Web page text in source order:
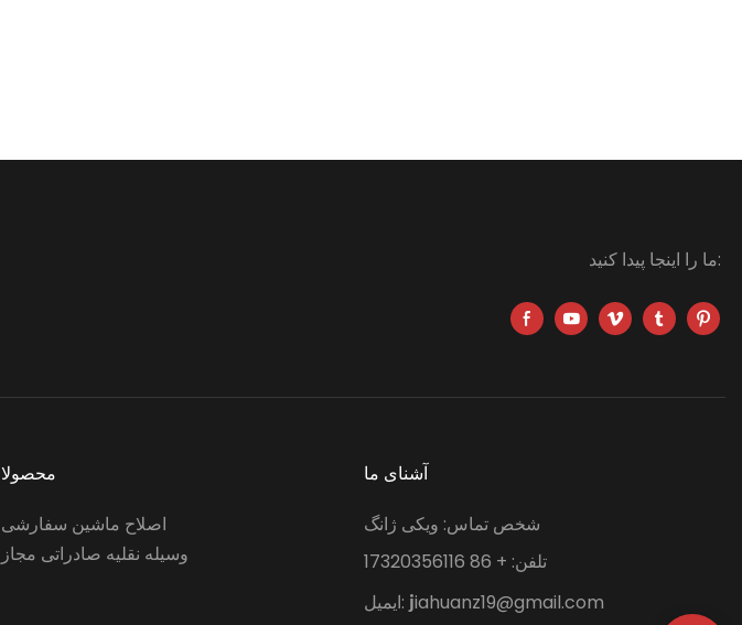
سفارشی کرد.
ما را اینجا پیدا کنید:
محصولا
اصلاح ماشین سفارشی
وسیله نقلیه صادراتی مجاز
آشنای ما
شخص تماس: ویکی ژانگ
تلفن: + 86 17320356116
ایمیل: jiahuanz19@gmail.com